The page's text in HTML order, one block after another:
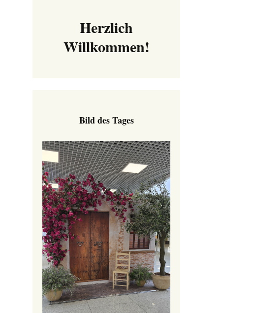
Herzlich
Willkommen!
Bild des Tages